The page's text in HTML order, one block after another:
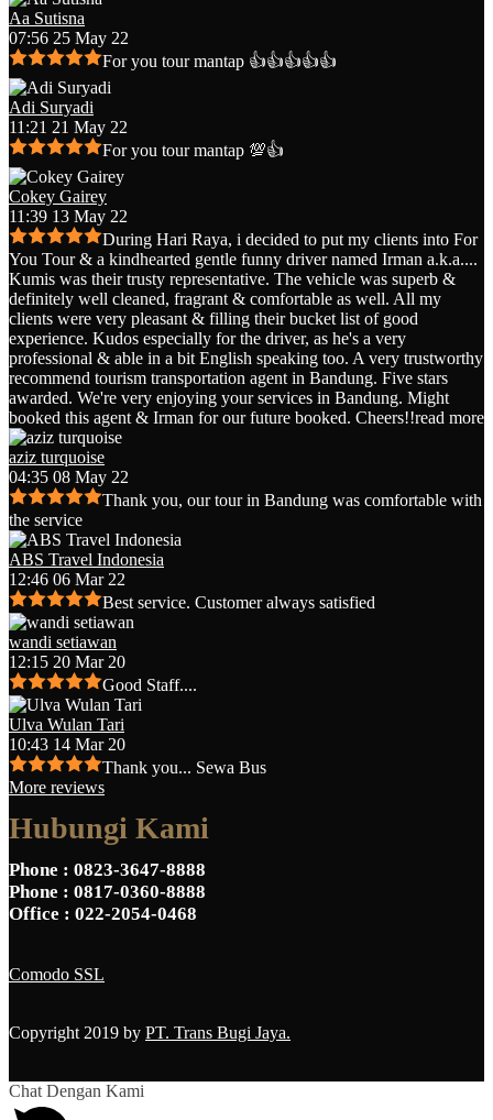
Aa Sutisna
07:56 25 May 22
For you tour mantap 👍👍👍👍👍
Adi Suryadi
11:21 21 May 22
For you tour mantap 💯👍
Cokey Gairey
11:39 13 May 22
During Hari Raya, i decided to put my clients into For
You Tour & a kindhearted gentle funny driver named Irman a.k.a....
Kumis was their trusty representative. The vehicle was superb &
definitely well cleaned, fragrant & comfortable as well. All my
clients were very pleasant & filling their bucket list of good
experience. Kudos especially for the driver, as he's a very
professional & able in a bit English speaking too. A very trustworthy
recommend tourism transportation agent in Bandung. Five stars
awarded. We're very enjoying your services in Bandung. Might
booked this agent & Irman for our future booked. Cheers!!read more
aziz turquoise
04:35 08 May 22
Thank you, our tour in Bandung was comfortable with
the service
ABS Travel Indonesia
12:46 06 Mar 22
Best service. Customer always satisfied
wandi setiawan
12:15 20 Mar 20
Good Staff....
Ulva Wulan Tari
10:43 14 Mar 20
Thank you... Sewa Bus
More reviews
Hubungi Kami
Phone : 0823-3647-8888
Phone : 0817-0360-8888
Office : 022-2054-0468
Comodo SSL
Copyright 2019 by PT. Trans Bugi Jaya.
Chat Dengan Kami